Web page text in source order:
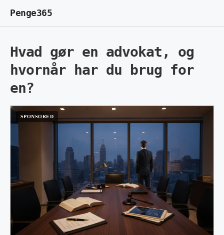
Penge365
Hvad gør en advokat, og
hvornår har du brug for
en?